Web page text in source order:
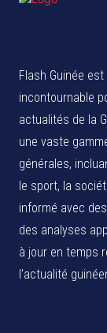
Flash Guinée
incontournable
actualités de la
une vaste
générales,
le sport, la
informé avec
des analyses
à jour en temps
l'actualité